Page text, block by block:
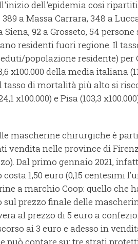
dell'epidemia cosi ripartiti:
a Massa Carrara, 348 a
92 a Grosseto, 54 persone
residenti fuori regione. Il
popolazione residente) per
x100.000 della media italiana
di mortalità più alto si
x100.000) e Pisa (103,3
mascherine chirurgiche è
vendita nelle province di
Dal primo gennaio 2021,
1,50 euro (0,15 centesimi
a marchio Coop: quello che
prezzo finale delle
al prezzo di 5 euro a
ai 3 euro e adesso in